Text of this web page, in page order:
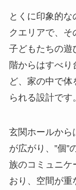
とくに印象的
クエリアで、そ
子どもたちの遊
階からはすべ
ど、家の中で
られる設計です。
玄関ホールから
が広がり、”個”
族のコミュニケ
おり、空間が重